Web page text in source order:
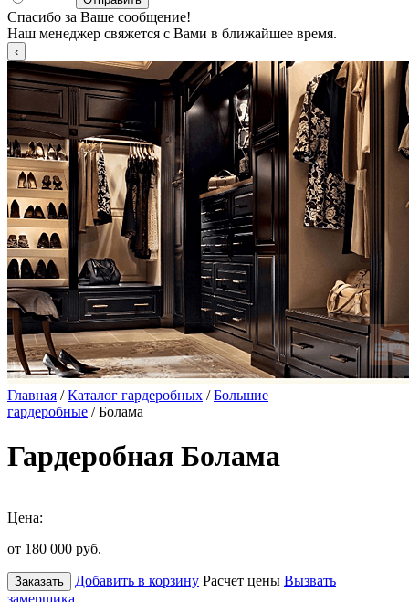
Спасибо за Ваше сообщение!
Наш менеджер свяжется с Вами в ближайшее время.
Главная /Каталог гардеробных /Большие
гардеробные / Болама
Гардеробная Болама
Цена:
от 180 000 руб.
Заказать Добавить в корзину Расчет цены Вызвать
замерщика